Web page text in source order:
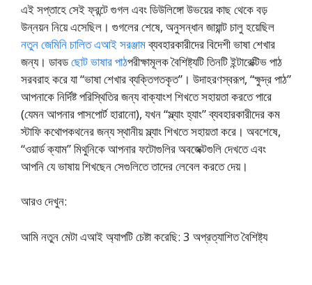
এই সপ্তাহে সেই ফ্রন্টে গুগল এবং ডিউলিঙ্গো উভয়ের কাছ থেকে বড়
উন্নয়ন নিয়ে এসেছিল। গুগলের শেষে, অনুসন্ধান জায়ান্ট চালু হয়েছিল
নতুন জেমিনি চালিত এআই সরঞ্জামব্যবহারকারীদের বিদেশী ভাষা শেখার
জন্য। ডাবডছোট ভাষার পাঠপরীক্ষামূলক বৈশিষ্ট্যটি তিনটি ইন্টারেক্টিভ পাঠ
সরবরাহ করে যা “ভাষা শেখার ব্যক্তিগতকৃত”। উদাহরণস্বরূপ, “ক্ষুদ্র পাঠ”
আপনাকে নির্দিষ্ট পরিস্থিতির জন্য বাক্যাংশ শিখতে সহায়তা করতে পারে
(যেমন আপনার পাসপোর্ট হারানো), যখন “স্ল্যাং হ্যাং” ব্যবহারকারীদের কম
স্টাফি কথোপকথনের জন্য স্থানীয় স্ল্যাং শিখতে সহায়তা করে। অবশেষে,
“ওয়ার্ড ক্যাম” মিথুনিকে আপনার ফটোগুলির অবজেক্টগুলি দেখতে এবং
আপনি যে ভাষায় শিখছেন সেগুলিতে তাদের লেবেল করতে দেয়।
আরও দেখুন:
আমি নতুন মেটা এআই অ্যাপটি চেষ্টা করেছি: 3 অপ্রত্যাশিত বৈশিষ্ট্য